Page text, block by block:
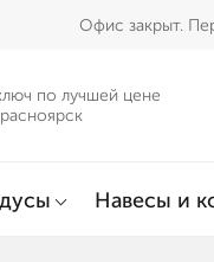
Офис закрыт.
по лучшей цене
Навесы и